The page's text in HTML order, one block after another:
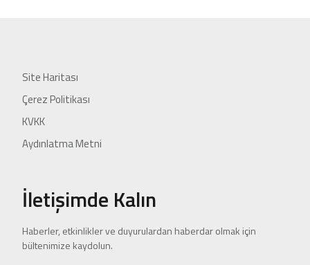
Site Haritası
Çerez Politikası
KVKK
Aydınlatma Metni
İletişimde Kalın
Haberler, etkinlikler ve duyurulardan haberdar olmak için
bültenimize kaydolun.